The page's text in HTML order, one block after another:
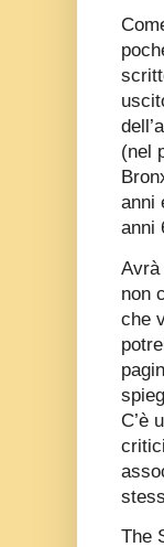
(nel
anni
anni
Avrà
non
che
C’è
The